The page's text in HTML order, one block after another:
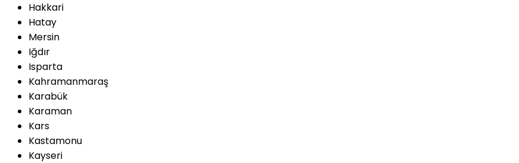
Hakkari
Hatay
Mersin
Iğdır
Isparta
Kahramanmaraş
Karabük
Karaman
Kars
Kastamonu
Kayseri